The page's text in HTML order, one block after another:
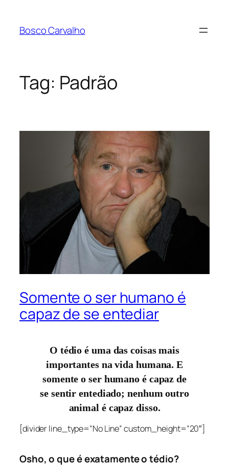
Bosco Carvalho
Tag: Padrão
Somente o ser humano é
capaz de se entediar
O tédio é uma das coisas mais
importantes na vida humana. E
somente o ser humano é capaz de
se sentir entediado; nenhum outro
animal é capaz disso.
[divider line_type=”No Line” custom_height=”20″]
Osho, o que é exatamente o tédio?